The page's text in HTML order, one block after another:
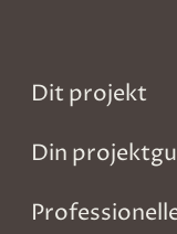
Dit projekt
Din